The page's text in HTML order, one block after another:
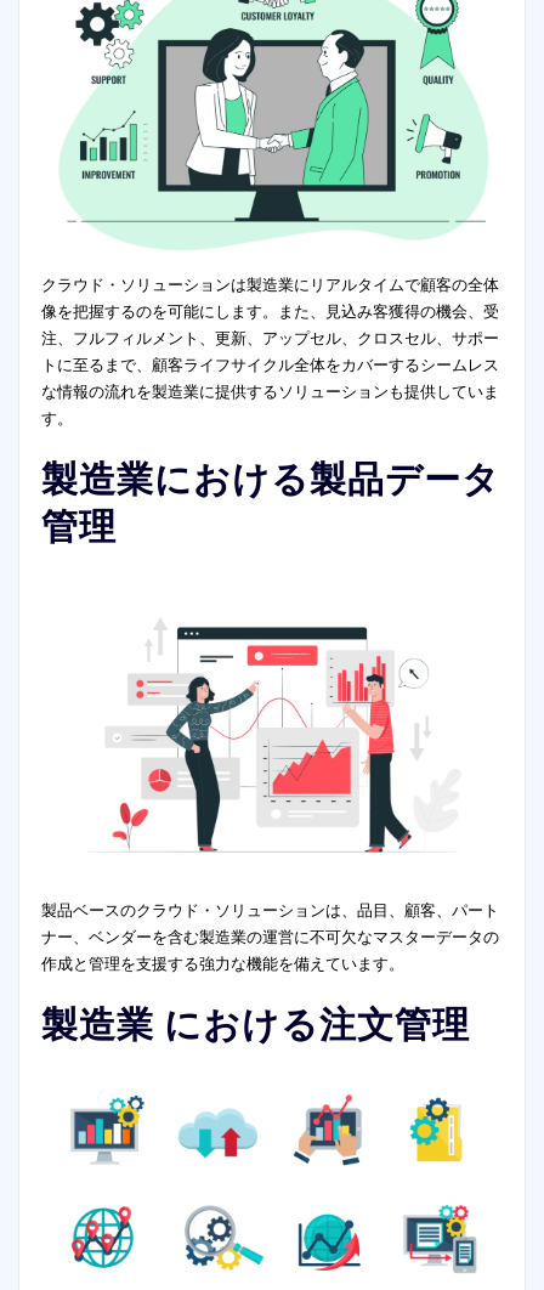
クラウド・ソリューションは製造業にリアルタイムで顧客の全体
像を把握するのを可能にします。また、見込み客獲得の機会、受
注、フルフィルメント、更新、アップセル、クロスセル、サポー
トに至るまで、顧客ライフサイクル全体をカバーするシームレス
な情報の流れを製造業に提供するソリューションも提供していま
す。
製造業における製品データ
管理
製品ベースのクラウド・ソリューションは、品目、顧客、パート
ナー、ベンダーを含む製造業の運営に不可欠なマスターデータの
作成と管理を支援する強力な機能を備えています。
製造業 における注文管理